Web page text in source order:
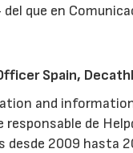
que en
Spain,
and
de
desde 2009 hasta